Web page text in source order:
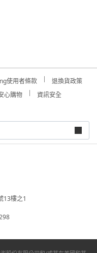
使用者條款
退換貨政策
心購物
資訊安全
13樓之1